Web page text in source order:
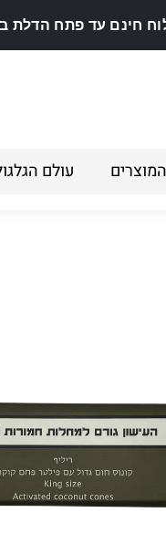
חינם עד פתח הדלת
עולם